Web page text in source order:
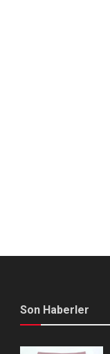
Son Haberler